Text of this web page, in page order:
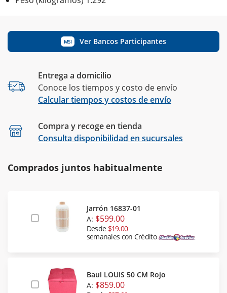
MSI Ver Bancos Participantes
Entrega a domicilio
Conoce los tiempos y costo de envío
Calcular tiempos y costos de envío
Compra y recoge en tienda
Consulta disponibilidad en sucursales
Comprados juntos habitualmente
Jarrón 16837-01
A: $599.00
Desde $19.00
semanales con Crédito
Baul LOUIS 50 CM Rojo
A: $859.00